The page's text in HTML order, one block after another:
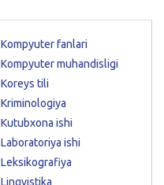
Kompyuter fanlari
Kompyuter muhandisligi
Koreys tili
Kriminologiya
Kutubxona ishi
Laboratoriya ishi
Leksikografiya
Lingvistika